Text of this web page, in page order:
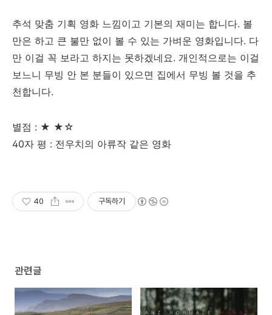
추석 맞춤 기획 영화 느낌이고 기본의 재미는 합니다. 볼
만은 하고 큰 불만 없이 볼 수 있는 가벼운 영화입니다. 다
만 이걸 꼭 보라고 하지는 못하겠네요. 개인적으로는 이걸
보느니 무빙 안 본 분들이 있으면 집에서 무빙 볼 것을 추
천합니다.
별점 : ★ ★☆
40자 평 : 전우치의 아류작 같은 영화
40 구독하기
관련글